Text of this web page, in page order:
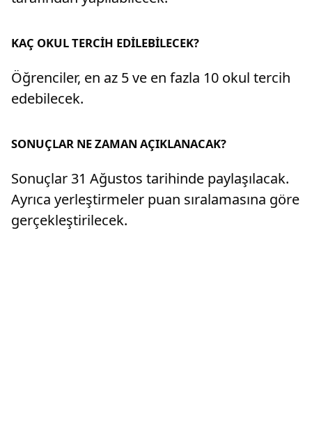
KAÇ OKUL TERCİH EDİLEBİLECEK?
Öğrenciler, en az 5 ve en fazla 10 okul tercih
edebilecek.
SONUÇLAR NE ZAMAN AÇIKLANACAK?
Sonuçlar 31 Ağustos tarihinde paylaşılacak.
Ayrıca yerleştirmeler puan sıralamasına göre
gerçekleştirilecek.